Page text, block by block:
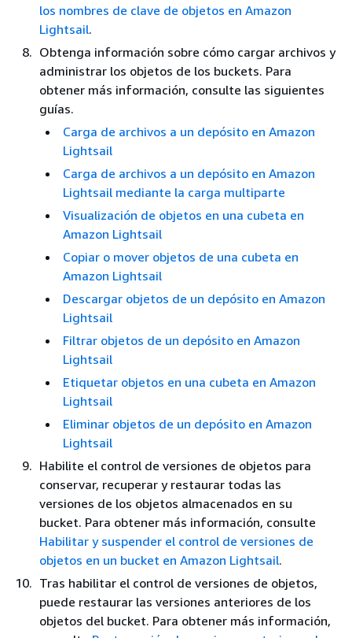
los nombres de clave de objetos en Amazon
Lightsail.
Obtenga información sobre cómo cargar archivos y
administrar los objetos de los buckets. Para
obtener más información, consulte las siguientes
guías.
Carga de archivos a un depósito en Amazon
Lightsail
Carga de archivos a un depósito en Amazon
Lightsail mediante la carga multiparte
Visualización de objetos en una cubeta en
Amazon Lightsail
Copiar o mover objetos de una cubeta en
Amazon Lightsail
Descargar objetos de un depósito en Amazon
Lightsail
Filtrar objetos de un depósito en Amazon
Lightsail
Etiquetar objetos en una cubeta en Amazon
Lightsail
Eliminar objetos de un depósito en Amazon
Lightsail
Habilite el control de versiones de objetos para
conservar, recuperar y restaurar todas las
versiones de los objetos almacenados en su
bucket. Para obtener más información, consulte
Habilitar y suspender el control de versiones de
objetos en un bucket en Amazon Lightsail.
Tras habilitar el control de versiones de objetos,
puede restaurar las versiones anteriores de los
objetos del bucket. Para obtener más información,